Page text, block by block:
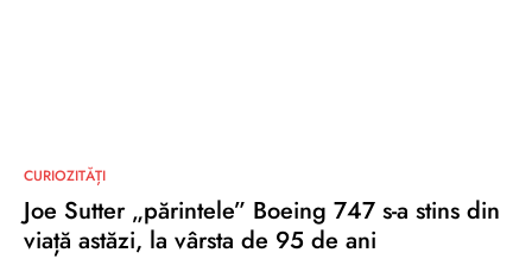
CURIOZITĂȚI
Joe Sutter „părintele” Boeing 747 s-a stins din
viață astăzi, la vârsta de 95 de ani